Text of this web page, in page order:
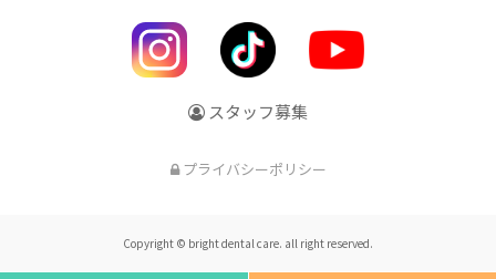
スタッフ募集
プライバシーポリシー
Copyright © bright dental care. all right reserved.